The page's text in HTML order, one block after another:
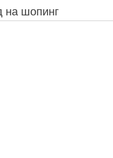
на шопинг